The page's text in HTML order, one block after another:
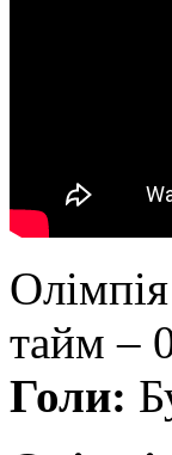
тайм ‒
Голи: